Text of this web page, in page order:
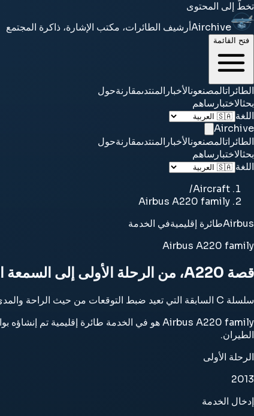
تخطَّ إلى المحتوى
Airchiveأرشيف الطائرات، مكتب الإشارة، ذاكرة المجتمع
فتح القائمة
الطائراتالمصنعونالأخبار المنتدىمقارنةحول
بحثالاختبار ساهم
اللغة
Airchive
الطائراتالمصنعونالأخبار المنتدىمقارنةحول
بحثالاختبار ساهم
اللغة
Aircraft
/
Airbus A220 family
Airbusطائرة إقليميةفي الخدمة
Airbus A220 family
قصة A220، من الرحلة الأولى إلى السمعة الدائمة
سلسلة C السابقة التي تعيد ضبط التوقعات من حيث الراحة والمدى في فئة 100 إلى 150 مقعدًا.
الطيران.
الرحلة الأولى
2013
إدخال الخدمة